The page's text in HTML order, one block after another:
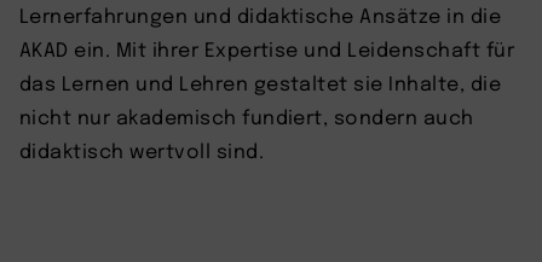
Lernerfahrungen und didaktische Ansätze in die
AKAD ein. Mit ihrer Expertise und Leidenschaft für
das Lernen und Lehren gestaltet sie Inhalte, die
nicht nur akademisch fundiert, sondern auch
didaktisch wertvoll sind.